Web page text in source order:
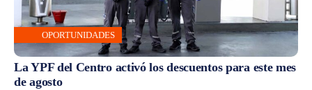
OPORTUNIDADES
La YPF del Centro activó los descuentos para este mes
de agosto